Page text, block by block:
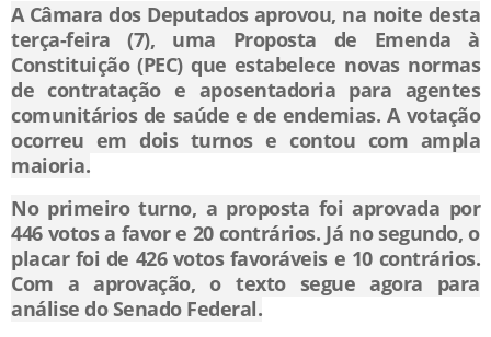
A Câmara dos Deputados aprovou, na noite desta
terça-feira (7), uma Proposta de Emenda à
Constituição (PEC) que estabelece novas normas
de contratação e aposentadoria para agentes
comunitários de saúde e de endemias. A votação
ocorreu em dois turnos e contou com ampla
maioria.
No primeiro turno, a proposta foi aprovada por
446 votos a favor e 20 contrários. Já no segundo, o
placar foi de 426 votos favoráveis e 10 contrários.
Com a aprovação, o texto segue agora para
análise do Senado Federal.